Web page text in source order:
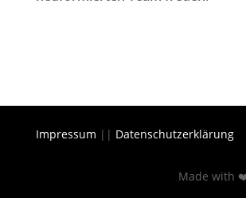
Impressum || Datenschutzerklärung
Made with